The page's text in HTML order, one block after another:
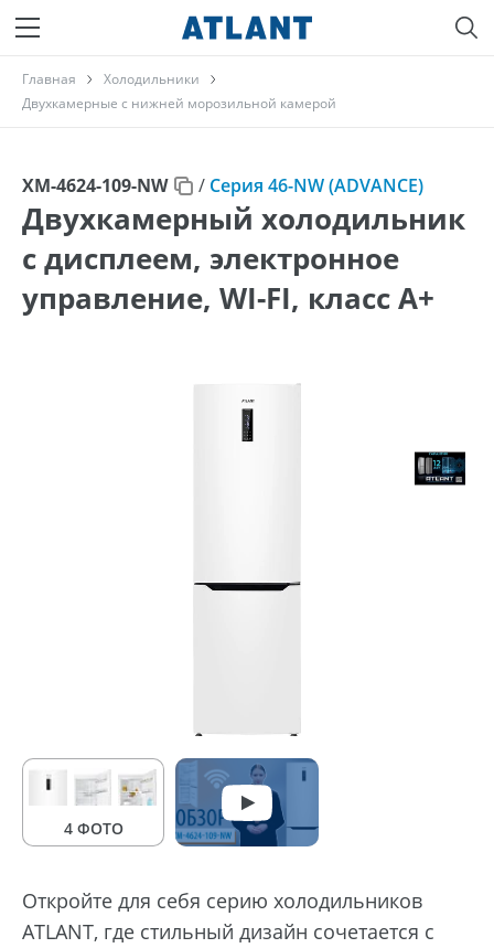
Главная
Холодильники
Двухкамерные с нижней морозильной камерой
ХМ-4624-109-NW / Серия 46-NW (ADVANCE)
Двухкамерный холодильник
с дисплеем, электронное
управление, WI-FI, класс A+
4 ФОТО
Откройте для себя серию холодильников
ATLANT, где стильный дизайн сочетается с